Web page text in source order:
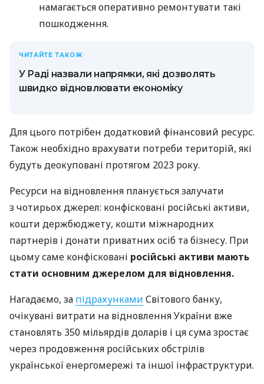
намагається оперативно ремонтувати такі
пошкодження.
ЧИТАЙТЕ ТАКОЖ
У Раді назвали напрямки, які дозволять
швидко відновлювати економіку
Для цього потрібен додатковий фінансовий ресурс.
Також необхідно врахувати потреби територій, які
будуть деокуповані протягом 2023 року.
Ресурси на відновлення планується залучати
з чотирьох джерел: конфісковані російські активи,
кошти держбюджету, кошти міжнародних
партнерів і донати приватних осіб та бізнесу. При
цьому саме конфісковані російські активи мають
стати основним джерелом для відновлення.
Нагадаємо, за підрахунками Світового банку,
очікувані витрати на відновлення України вже
становлять 350 мільярдів доларів і ця сума зростає
через продовження російських обстрілів
української енергомережі та іншої інфраструктури.